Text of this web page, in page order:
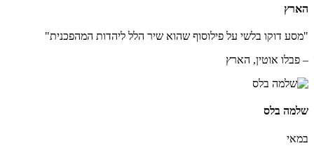
הארץ
"מסע דוקו בלשי על פילוסוף שהוא שיר הלל ליהדות המהפכנית"
– פבלו אוטין, הארץ
שלמה בלס
במאי